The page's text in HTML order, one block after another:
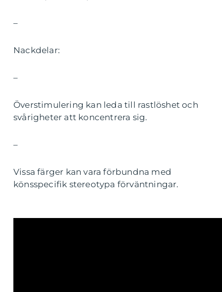
–
Nackdelar:
–
Överstimulering kan leda till rastlöshet och
svårigheter att koncentrera sig.
–
Vissa färger kan vara förbundna med
könsspecifik stereotypa förväntningar.